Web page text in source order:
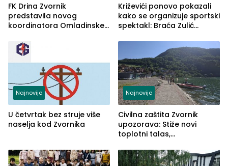
FK Drina Zvornik
predstavila novog
koordinatora Omladinske
Križevići ponovo pokazali
kako se organizuje sportski
spektakl: Braća Zulić
Najnovije
U četvrtak bez struje više
naselja kod Zvornika
Najnovije
Civilna zaštita Zvornik
upozorava: Stiže novi
toplotni talas,